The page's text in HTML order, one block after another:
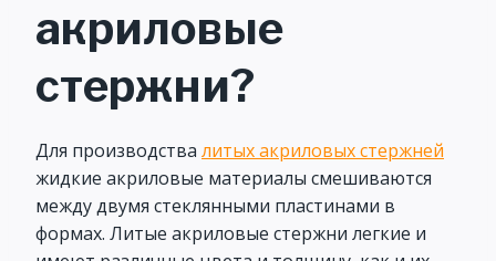
акриловые
стержни?
Для производства литых акриловых стержней
жидкие акриловые материалы смешиваются
между двумя стеклянными пластинами в
формах. Литые акриловые стержни легкие и